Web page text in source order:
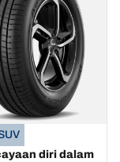
diri dalam